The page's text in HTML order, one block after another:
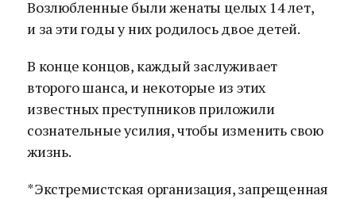
Возлюбленные были женаты целых 14 лет,
и за эти годы у них родилось двое детей.
В конце концов, каждый заслуживает
второго шанса, и некоторые из этих
известных преступников приложили
сознательные усилия, чтобы изменить свою
жизнь.
*Экстремистская организация, запрещенная